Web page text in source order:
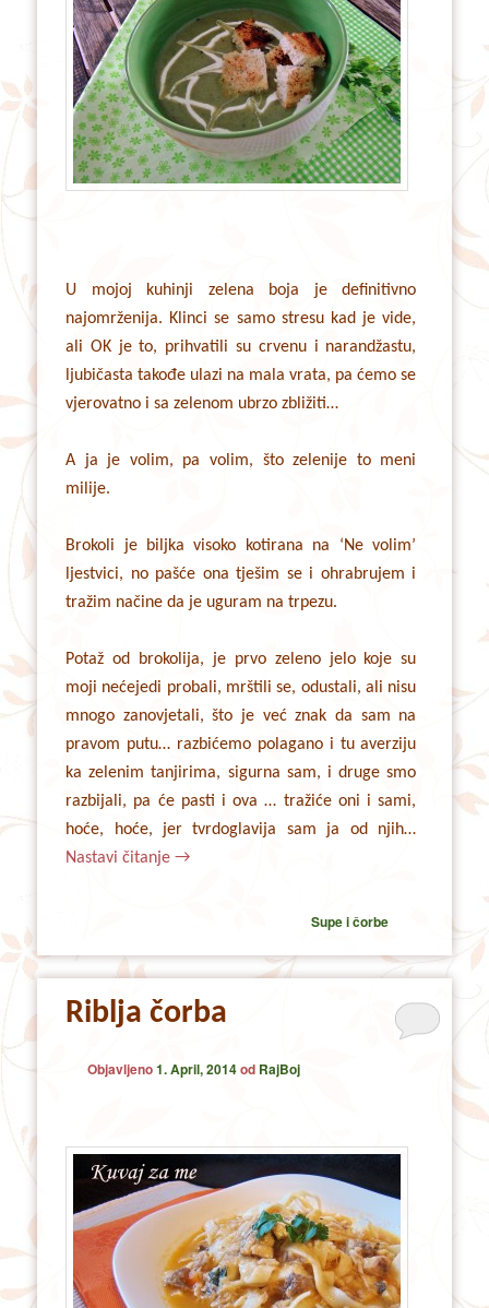
U mojoj kuhinji zelena boja je definitivno
najomrženija. Klinci se samo stresu kad je vide,
ali OK je to, prihvatili su crvenu i narandžastu,
ljubičasta takođe ulazi na mala vrata, pa ćemo se
vjerovatno i sa zelenom ubrzo zbližiti…
A ja je volim, pa volim, što zelenije to meni
milije.
Brokoli je biljka visoko kotirana na ‘Ne volim’
ljestvici, no pašće ona tješim se i ohrabrujem i
tražim načine da je uguram na trpezu.
Potaž od brokolija, je prvo zeleno jelo koje su
moji nećejedi probali, mrštili se, odustali, ali nisu
mnogo zanovjetali, što je već znak da sam na
pravom putu… razbićemo polagano i tu averziju
ka zelenim tanjirima, sigurna sam, i druge smo
razbijali, pa će pasti i ova … tražiće oni i sami,
hoće, hoće, jer tvrdoglavija sam ja od njih…
Nastavi čitanje→
Supe i čorbe
Riblja čorba
Objavljeno1. April, 2014od RajBoj